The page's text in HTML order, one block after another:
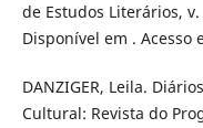
de Estudos Literários,
Disponível em . Acesso
DANZIGER, Leila.
Cultural: Revista do